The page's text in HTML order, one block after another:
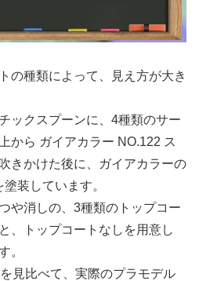
の種類によって、見え方が大き
ックスプーンに、4種類のサー
から ガイアカラー NO.122 ス
きかけた後に、ガイアカラーの
装しています。
や消しの、3種類のトップコー
、トップコートなしを用意し
。
見比べて、実際のプラモデル